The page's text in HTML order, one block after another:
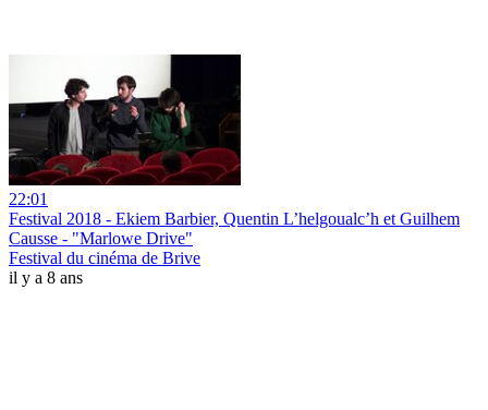
22:01
Festival 2018 - Ekiem Barbier, Quentin L’helgoualc’h et Guilhem
Causse - "Marlowe Drive"
Festival du cinéma de Brive
il y a 8 ans